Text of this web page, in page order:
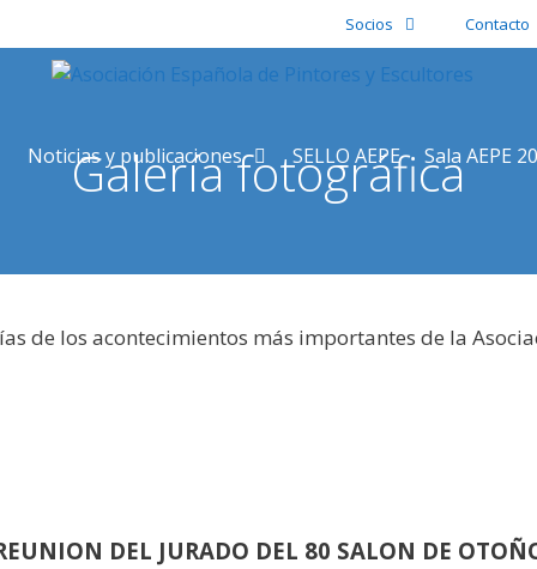
Socios Contacto
Noticias y publicaciones SELLO AEPE Sala AEPE
Galería fotográfica
de los acontecimientos más importantes de la
DEL JURADO DEL 80 SALON DE